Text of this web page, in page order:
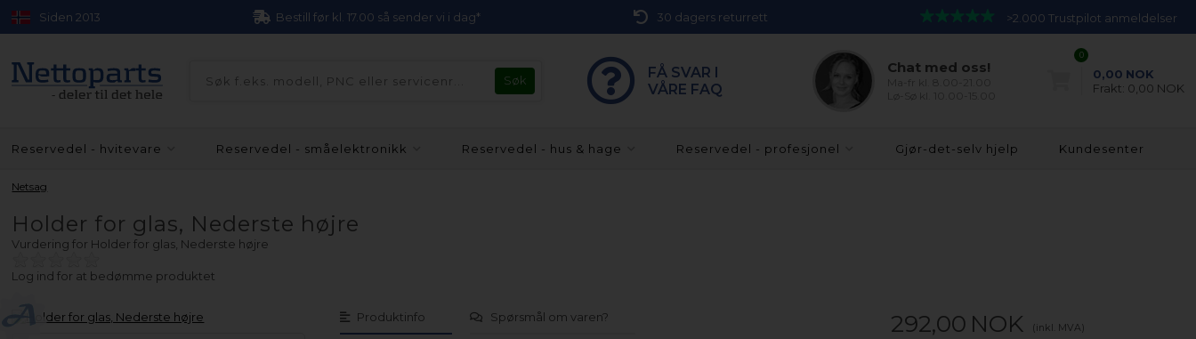
Siden 2013 Bestill før kl. 17.00 så sender vi i dag* 30 dagers returrett >2.000 Trustpilot anmeldelser
FÅ SVAR I
VÅRE FAQ
Chat med oss!
0
0,00 NOK
Frakt: 0,00 NOK
Reservedel - hvitevare Reservedel - småelektronikk Reservedel - hus & hage Reservedel - profesjonel Gjør-det-selv hjelp Kundesenter
Netsag
Holder for glas, Nederste højre
Vurdering for Holder for glas, Nederste højre
Log ind for at bedømme produktet
Produktinfo Spørsmål om varen? 292,00 NOK (inkl. MVA)